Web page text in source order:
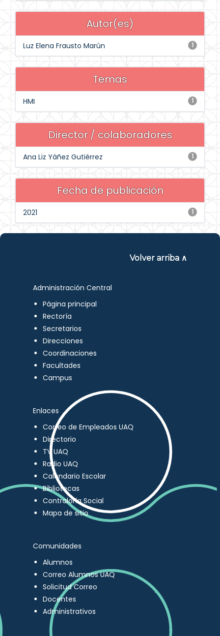
Autor(es)
1
Luz Elena Frausto Marún
Temas
1
HMI
Director / colaboradores
1
Ana Liz Yáñez Gutiérrez
Fecha de publicación
1
2021
Volver arriba ∧
Administración Central
Página principal
Rectoría
Secretarios
Direcciones
Coordinaciones
Facultades
Campus
Enlaces
Correo de Empleados UAQ
Directorio
TV UAQ
Radio UAQ
Calendario Escolar
Bibliotecas
Contraloría Social
Mapa de sitio
Comunidades
Alumnos
Correo Alumnos UAQ
Solicitud Correo
Docentes
Administrativos